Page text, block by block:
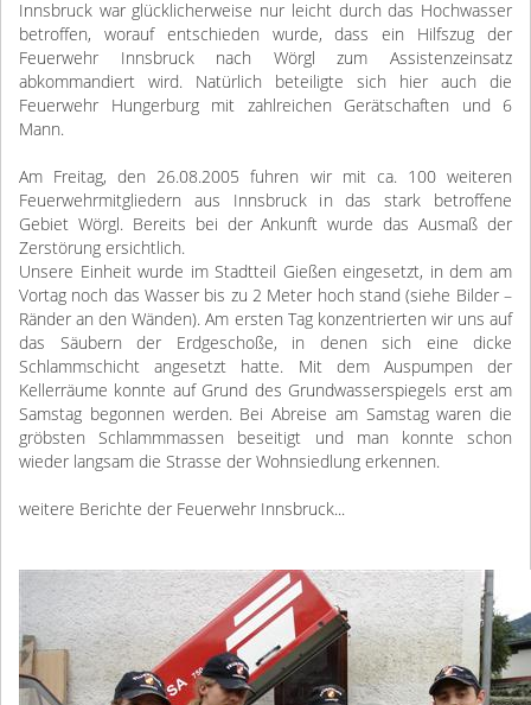
Innsbruck war glücklicherweise nur leicht durch das Hochwasser
betroffen, worauf entschieden wurde, dass ein Hilfszug der
Feuerwehr Innsbruck nach Wörgl zum Assistenzeinsatz
abkommandiert wird. Natürlich beteiligte sich hier auch die
Feuerwehr Hungerburg mit zahlreichen Gerätschaften und 6
Mann.
Am Freitag, den 26.08.2005 fuhren wir mit ca. 100 weiteren
Feuerwehrmitgliedern aus Innsbruck in das stark betroffene
Gebiet Wörgl. Bereits bei der Ankunft wurde das Ausmaß der
Zerstörung ersichtlich.
Unsere Einheit wurde im Stadtteil Gießen eingesetzt, in dem am
Vortag noch das Wasser bis zu 2 Meter hoch stand (siehe Bilder –
Ränder an den Wänden). Am ersten Tag konzentrierten wir uns auf
das Säubern der Erdgeschoße, in denen sich eine dicke
Schlammschicht angesetzt hatte. Mit dem Auspumpen der
Kellerräume konnte auf Grund des Grundwasserspiegels erst am
Samstag begonnen werden. Bei Abreise am Samstag waren die
gröbsten Schlammmassen beseitigt und man konnte schon
wieder langsam die Strasse der Wohnsiedlung erkennen.
weitere Berichte der Feuerwehr Innsbruck...